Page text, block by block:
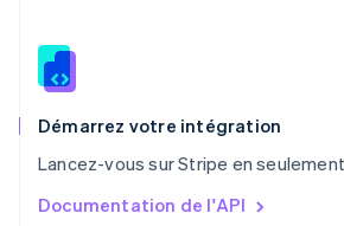
Démarrez votre intégration
Lancez-vous sur Stripe en
Documentation de l'API
Roumanie
Royaume-Uni
English
English简体中文
English